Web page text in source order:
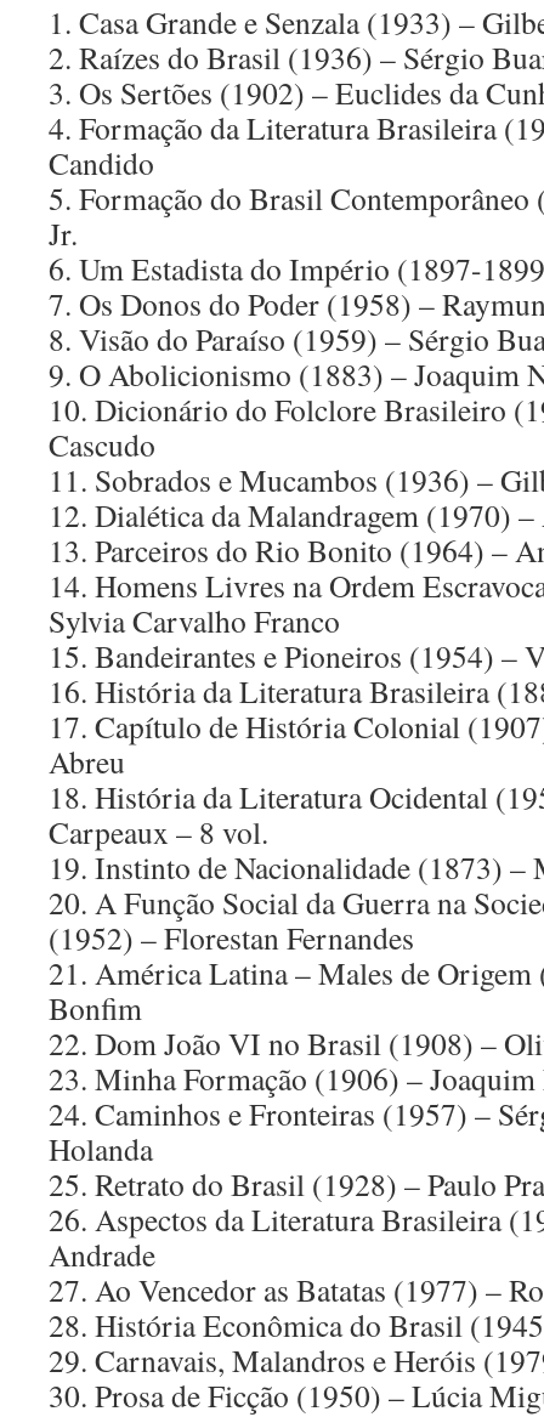
1. Casa Grande e Senzala (1933) –
2. Raízes do Brasil (1936) – Sérgio
3. Os Sertões (1902) – Euclides da
4. Formação da Literatura Brasileira
Candido
5. Formação do Brasil
Jr.
6. Um Estadista do Império (1897-
7. Os Donos do Poder (1958) –
8. Visão do Paraíso (1959) – Sérgio
9. O Abolicionismo (1883) – Joaquim
10. Dicionário do Folclore Brasileiro
Cascudo
11. Sobrados e Mucambos (1936) –
12. Dialética da Malandragem (1970)
13. Parceiros do Rio Bonito (1964) –
14. Homens Livres na Ordem
Sylvia Carvalho Franco
15. Bandeirantes e Pioneiros (1954) –
16. História da Literatura Brasileira
17. Capítulo de História Colonial
Abreu
18. História da Literatura Ocidental
Carpeaux – 8 vol.
19. Instinto de Nacionalidade (1873) –
20. A Função Social da Guerra na
(1952) – Florestan Fernandes
21. América Latina – Males de
Bonfim
22. Dom João VI no Brasil (1908) –
23. Minha Formação (1906) – Joaquim
24. Caminhos e Fronteiras (1957) –
Holanda
25. Retrato do Brasil (1928) – Paulo
26. Aspectos da Literatura Brasileira
Andrade
27. Ao Vencedor as Batatas (1977) –
28. História Econômica do Brasil
29. Carnavais, Malandros e Heróis
30. Prosa de Ficção (1950) – Lúcia